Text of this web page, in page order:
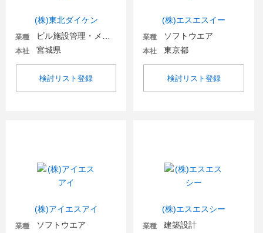
(株)東北ダイケン
業種
本社 宮城県
検討リスト登録
(株)エスエスイー
業種 ソフトウエア
本社 東京都
検討リスト登録
(株)アイエスアイ
業種 ソフトウエア
(株)エスエスシー
業種 建築設計